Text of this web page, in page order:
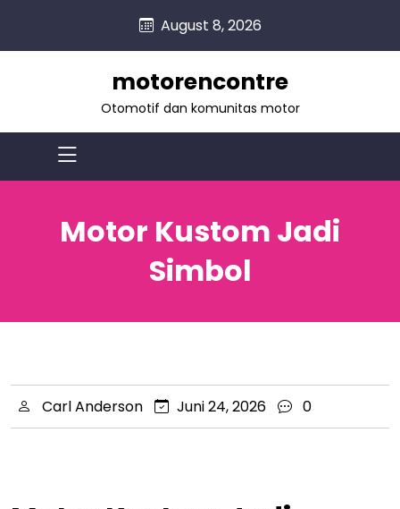
August 8, 2026
motorencontre
Otomotif dan komunitas motor
Motor Kustom Jadi
Simbol
Carl Anderson Juni 24, 2026 0